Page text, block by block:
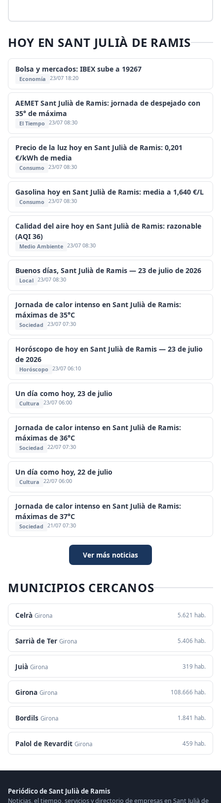
HOY EN SANT JULIÀ DE RAMIS
Bolsa y mercados: IBEX sube a 19267
Economía 23/07 18:20
AEMET Sant Julià de Ramis: jornada de despejado con
35° de máxima
El Tiempo 23/07 08:30
Precio de la luz hoy en Sant Julià de Ramis: 0,201
€/kWh de media
Consumo 23/07 08:30
Gasolina hoy en Sant Julià de Ramis: media a 1,640 €/L
Consumo 23/07 08:30
Calidad del aire hoy en Sant Julià de Ramis: razonable
(AQI 36)
Medio Ambiente 23/07 08:30
Buenos días, Sant Julià de Ramis — 23 de julio de 2026
Local 23/07 08:30
Jornada de calor intenso en Sant Julià de Ramis:
máximas de 35°C
Sociedad 23/07 07:30
Horóscopo de hoy en Sant Julià de Ramis — 23 de julio
de 2026
Horóscopo 23/07 06:10
Un día como hoy, 23 de julio
Cultura 23/07 06:00
Jornada de calor intenso en Sant Julià de Ramis:
máximas de 36°C
Sociedad 22/07 07:30
Un día como hoy, 22 de julio
Cultura 22/07 06:00
Jornada de calor intenso en Sant Julià de Ramis:
máximas de 37°C
Sociedad 21/07 07:30
Ver más noticias
MUNICIPIOS CERCANOS
Celrà Girona 5.621 hab.
Sarrià de Ter Girona 5.406 hab.
Juià Girona 319 hab.
Girona Girona 108.666 hab.
Bordils Girona 1.841 hab.
Palol de Revardit Girona 459 hab.
Periódico de Sant Julià de Ramis
Noticias, el tiempo, servicios y directorio de empresas en Sant Julià de